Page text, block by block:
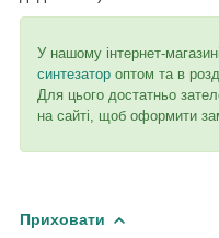
У нашому інтернет-
синтезатор оптом та в
Для цього достатньо
на сайті, щоб оформити
Приховати